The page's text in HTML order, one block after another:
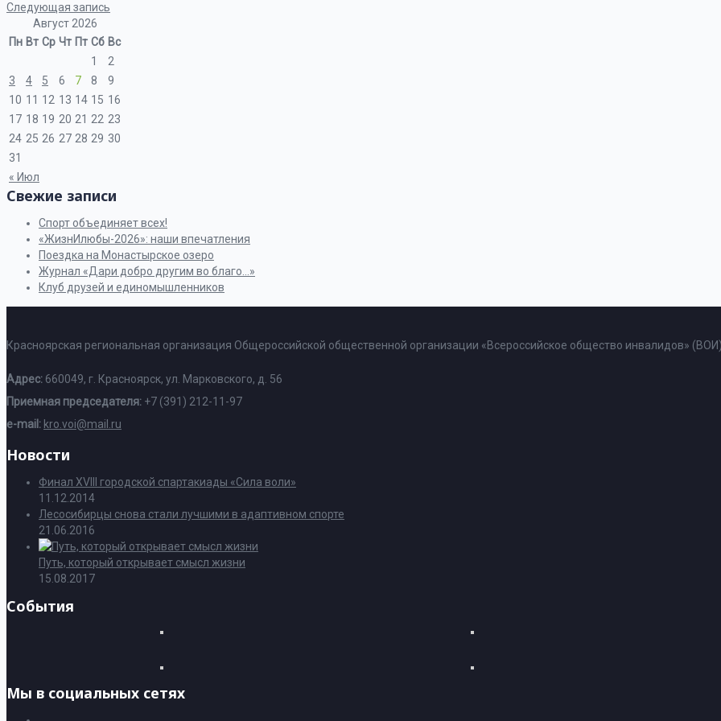
Следующая запись
Август 2026
Пн Вт Ср Чт Пт Сб Вс
« Июл
1
2
3
4 5 6 7 8
9
10 11 12 13 14 15 16
17 18 19 20 21 22 23
24 25 26 27 28 29 30
31
Свежие записи
Спорт объединяет всех!
«ЖизнИлюбы-2026»: наши впечатления
Поездка на Монастырское озеро
Журнал «Дари добро другим во благо…»
Клуб друзей и единомышленников
Красноярская региональная организация Общероссийской общественной организации «Всероссийское общество инвалидов»
Адрес: 660049, г. Красноярск, ул. Марковского, д. 56
Приемная председателя: +7 (391) 212-11-97
e-mail: kro.voi@mail.ru
Новости
Финал XVIII городской спартакиады «Сила воли»
11.12.2014
Лесосибирцы снова стали лучшими в адаптивном спорте
21.06.2016
Путь, который открывает смысл жизни
15.08.2017
События
Мы в социальных сетях